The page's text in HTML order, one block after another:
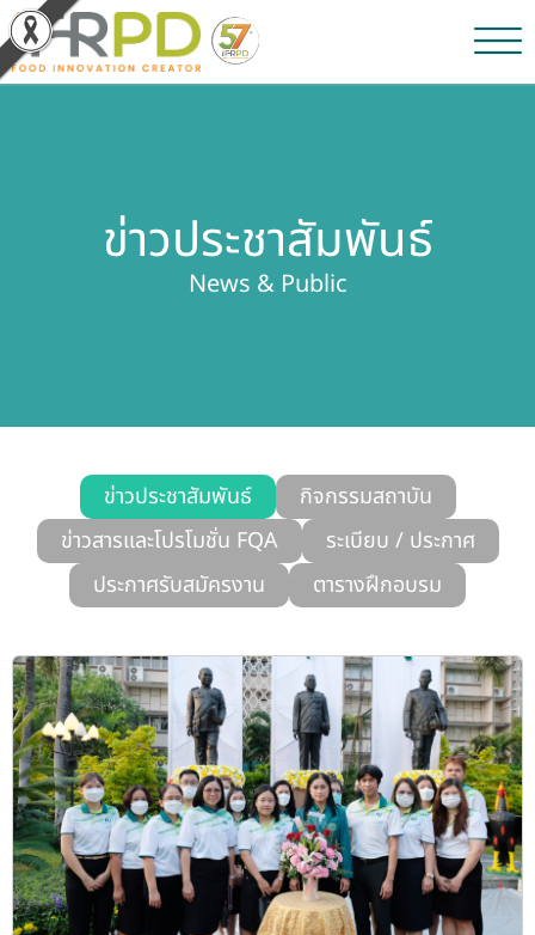
ผลิตภัณฑ์และจำหน่าย
เกี่ยวกับสถาบัน
บุคลากรสถาบัน
รับข้อร้องเรียนและข้อเสนอแนะ
ระบบสารสนเทศ (ใน)
ติดต่อเรา
สายตรงผู้บริหาร
ข่าวประชาสัมพันธ์
News & Public
ข่าวประชาสัมพันธ์
กิจกรรมสถาบัน
ข่าวสารและโปรโมชั่น FQA
ระเบียบ / ประกาศ
ประกาศรับสมัครงาน
ตารางฝึกอบรม